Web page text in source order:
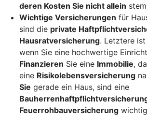
deren Kosten Sie nicht allein
Wichtige Versicherungen für
sind die private
Hausratversicherung. Letztere
wenn Sie eine hochwertige
Finanzieren Sie eine Immobilie,
eine Risikolebensversicherung
Sie gerade ein Haus, sind eine
Feuerrohbauversicherung